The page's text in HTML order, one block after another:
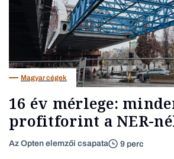
Magyar cégek
16 év mérlege:
profitforint a NER-
Az Opten elemzői csapata 9 perc